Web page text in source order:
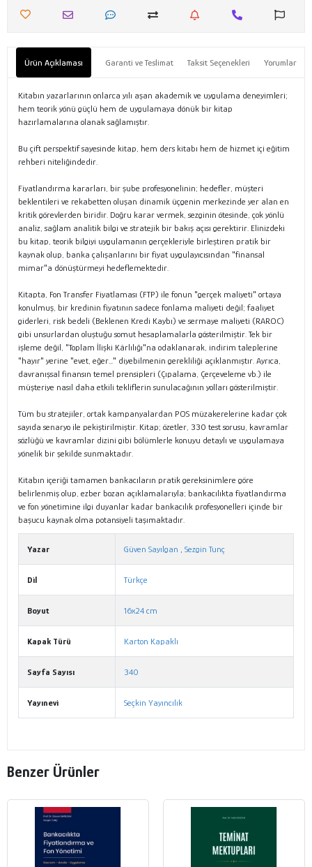
Ürün Açıklaması Garanti ve Teslimat Taksit Seçenekleri Yorumlar
Kitabın yazarlarının onlarca yılı aşan akademik ve uygulama deneyimleri;
hem teorik yönü güçlü hem de uygulamaya dönük bir kitap
hazırlamalarına olanak sağlamıştır.
Bu çift perspektif sayesinde kitap, hem ders kitabı hem de hizmet içi eğitim
rehberi niteliğindedir.
Fiyatlandırma kararları, bir şube profesyonelinin; hedefler, müşteri
beklentileri ve rekabetten oluşan dinamik üçgenin merkezinde yer alan en
kritik görevlerden biridir. Doğru karar vermek, sezginin ötesinde, çok yönlü
analiz, sağlam analitik bilgi ve stratejik bir bakış açısı gerektirir. Elinizdeki
bu kitap, teorik bilgiyi uygulamanın gerçekleriyle birleştiren pratik bir
kaynak olup, banka çalışanlarını bir fiyat uygulayıcısından "finansal
mimar"a dönüştürmeyi hedeflemektedir.
Kitapta, Fon Transfer Fiyatlaması (FTP) ile fonun "gerçek maliyeti" ortaya
konulmuş, bir kredinin fiyatının sadece fonlama maliyeti değil; faaliyet
giderleri, risk bedeli (Beklenen Kredi Kaybı) ve sermaye maliyeti (RAROC)
gibi unsurlardan oluştuğu somut hesaplamalarla gösterilmiştir. Tek bir
işleme değil, "Toplam İlişki Kârlılığı"na odaklanarak, indirim taleplerine
"hayır" yerine "evet, eğer..." diyebilmenin gerekliliği açıklanmıştır. Ayrıca,
davranışsal finansın temel prensipleri (Çıpalama, Çerçeveleme vb.) ile
müşteriye nasıl daha etkili tekliflerin sunulacağının yolları gösterilmiştir.
Tüm bu stratejiler, ortak kampanyalardan POS müzakerelerine kadar çok
sayıda senaryo ile pekiştirilmiştir. Kitap; özetler, 330 test sorusu, kavramlar
sözlüğü ve kavramlar dizini gibi bölümlerle konuyu detaylı ve uygulamaya
yönelik bir şekilde sunmaktadır.
Kitabın içeriği tamamen bankacıların pratik gereksinimlere göre
belirlenmiş olup, ezber bozan açıklamalarıyla; bankacılıkta fiyatlandırma
ve fon yönetimine ilgi duyanlar kadar bankacılık profesyonelleri içinde bir
başucu kaynak olma potansiyeli taşımaktadır.
Yazar Güven Sayılgan , Sezgin Tunç
Dil Türkçe
Boyut 16x24 cm
Kapak Türü Karton Kapaklı
Sayfa Sayısı 340
Yayınevi Seçkin Yayıncılık
Benzer Ürünler